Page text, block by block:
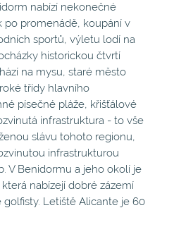
nabízí nekonečné
po promenádě, koupání v
sportů, výletu lodí na
historickou čtvrtí
na mysu, staré město
třídy hlavního
písečné pláže, křišťálové
infrastruktura - to vše
slávu tohoto regionu,
infrastrukturou
V Benidormu a jeho okolí je
nabízejí dobré zázemí
Letiště Alicante je 60